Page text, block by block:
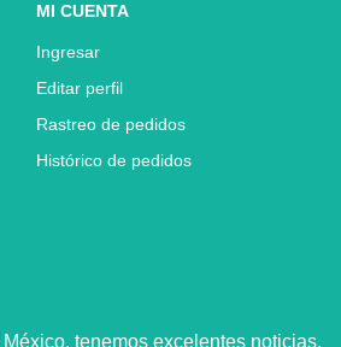
MI CUENTA
Ingresar
Editar perfil
Rastreo de pedidos
Histórico de pedidos
México, tenemos excelentes noticias.